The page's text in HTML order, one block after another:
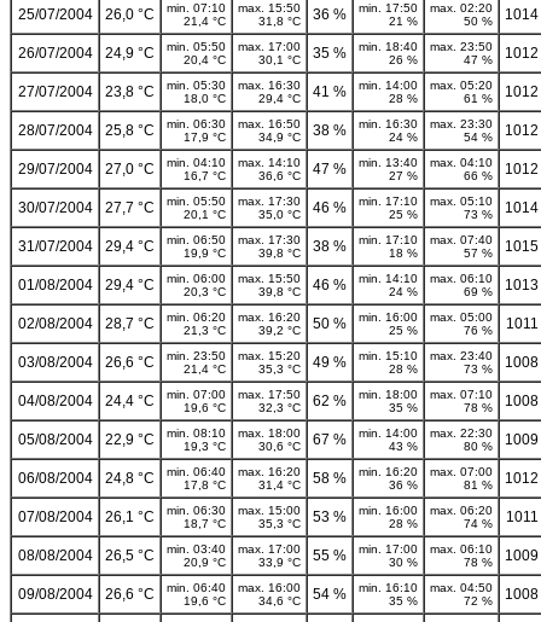
25/07/2004 26,0 °C
min. 07:10
21,4 °C
max. 15:50
31,8 °C
36 %
min. 17:50
21 %
max. 02:20
50 %
26/07/2004 24,9 °C
min. 05:50
20,4 °C
max. 17:00
30,1 °C
35 %
min. 18:40
26 %
max. 23:50
47 %
27/07/2004 23,8 °C
min. 05:30
18,0 °C
max. 16:30
29,4 °C
41 %
min. 14:00
28 %
max. 05:20
61 %
28/07/2004 25,8 °C
min. 06:30
17,9 °C
max. 16:50
34,9 °C
38 %
min. 16:30
24 %
max. 23:30
54 %
29/07/2004 27,0 °C
min. 04:10
16,7 °C
max. 14:10
36,6 °C
47 %
min. 13:40
27 %
max. 04:10
66 %
30/07/2004 27,7 °C
min. 05:50
20,1 °C
max. 17:30
35,0 °C
46 %
min. 17:10
25 %
max. 05:10
73 %
31/07/2004 29,4 °C
min. 06:50
19,9 °C
max. 17:30
39,8 °C
38 %
min. 17:10
18 %
max. 07:40
57 %
01/08/2004 29,4 °C
min. 06:00
20,3 °C
max. 15:50
39,8 °C
46 %
min. 14:10
24 %
max. 06:10
69 %
02/08/2004 28,7 °C
min. 06:20
21,3 °C
max. 16:20
39,2 °C
50 %
min. 16:00
25 %
max. 05:00
76 %
03/08/2004 26,6 °C
min. 23:50
21,4 °C
max. 15:20
35,3 °C
49 %
min. 15:10
28 %
max. 23:40
73 %
04/08/2004 24,4 °C
min. 07:00
19,6 °C
max. 17:50
32,3 °C
62 %
min. 18:00
35 %
max. 07:10
78 %
05/08/2004 22,9 °C
min. 08:10
19,3 °C
max. 18:00
30,6 °C
67 %
min. 14:00
43 %
max. 22:30
80 %
06/08/2004 24,8 °C
min. 06:40
17,8 °C
max. 16:20
31,4 °C
58 %
min. 16:20
36 %
max. 07:00
81 %
07/08/2004 26,1 °C
min. 06:30
18,7 °C
max. 15:00
35,3 °C
53 %
min. 16:00
28 %
max. 06:20
74 %
08/08/2004 26,5 °C
min. 03:40
20,9 °C
max. 17:00
33,9 °C
55 %
min. 17:00
30 %
max. 06:10
78 %
09/08/2004 26,6 °C
min. 06:40
19,6 °C
max. 16:00
34,6 °C
54 %
min. 16:10
35 %
max. 04:50
72 %